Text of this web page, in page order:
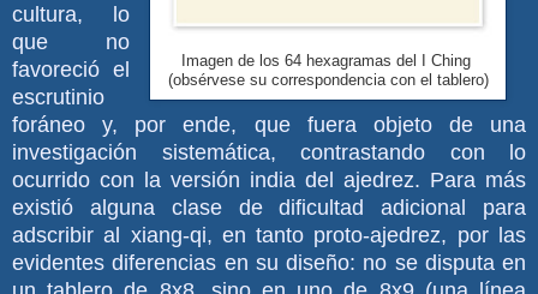
Imagen de los 64 hexagramas del I Ching
(obsérvese su correspondencia con el tablero)
cultura, lo
que no
favoreció el
escrutinio
foráneo y, por ende, que fuera objeto de una
investigación sistemática, contrastando con lo
ocurrido con la versión india del ajedrez. Para más
existió alguna clase de dificultad adicional para
adscribir al xiang-qi, en tanto proto-ajedrez, por las
evidentes diferencias en su diseño: no se disputa en